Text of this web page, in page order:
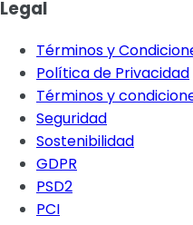
Legal
Términos y
Política de Privacidad
Términos y
Seguridad
Sostenibilidad
GDPR
PSD2
PCI